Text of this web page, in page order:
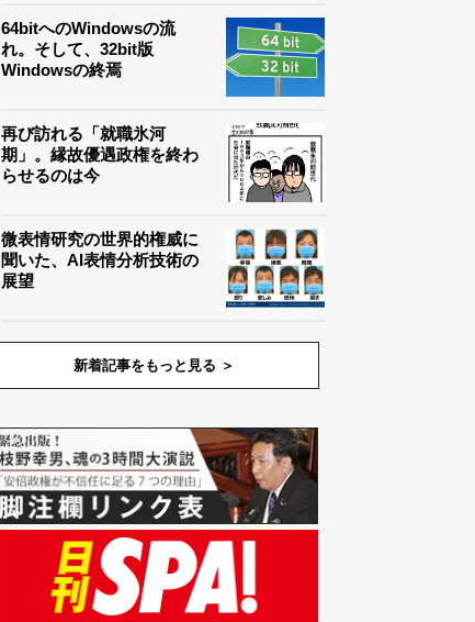
64bitへのWindowsの流
れ。そして、32bit版
Windowsの終焉
再び訪れる「就職氷河
期」。縁故優遇政権を終わ
らせるのは今
微表情研究の世界的権威に
聞いた、AI表情分析技術の
展望
新着記事をもっと見る